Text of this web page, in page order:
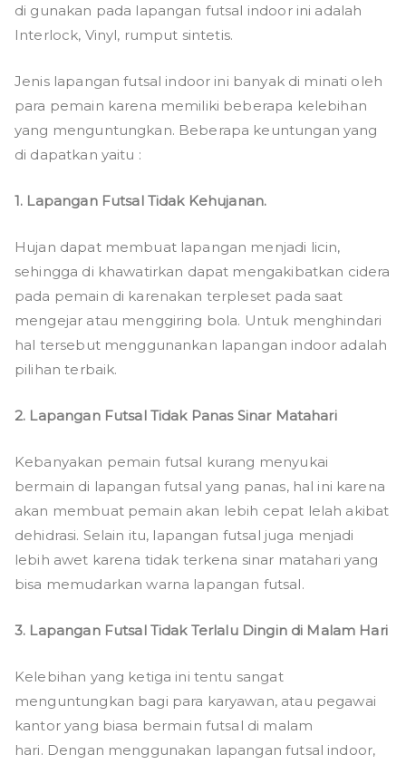
di gunakan pada lapangan futsal indoor ini adalah
Interlock, Vinyl, rumput sintetis.
Jenis lapangan futsal indoor ini banyak di minati oleh
para pemain karena memiliki beberapa kelebihan
yang menguntungkan. Beberapa keuntungan yang
di dapatkan yaitu :
1. Lapangan Futsal Tidak Kehujanan.
Hujan dapat membuat lapangan menjadi licin,
sehingga di khawatirkan dapat mengakibatkan cidera
pada pemain di karenakan terpleset pada saat
mengejar atau menggiring bola. Untuk menghindari
hal tersebut menggunankan lapangan indoor adalah
pilihan terbaik.
2. Lapangan Futsal Tidak Panas Sinar Matahari
Kebanyakan pemain futsal kurang menyukai
bermain di lapangan futsal yang panas, hal ini karena
akan membuat pemain akan lebih cepat lelah akibat
dehidrasi. Selain itu, lapangan futsal juga menjadi
lebih awet karena tidak terkena sinar matahari yang
bisa memudarkan warna lapangan futsal.
3. Lapangan Futsal Tidak Terlalu Dingin di Malam Hari
Kelebihan yang ketiga ini tentu sangat
menguntungkan bagi para karyawan, atau pegawai
kantor yang biasa bermain futsal di malam
hari. Dengan menggunakan lapangan futsal indoor,